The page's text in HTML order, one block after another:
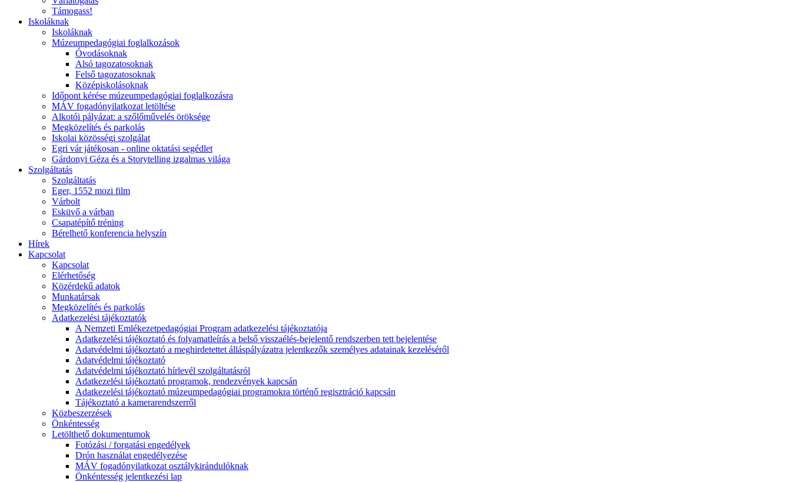
Támogass!
Iskoláknak
Iskoláknak
Múzeumpedagógiai foglalkozások
Óvodásoknak
Alsó tagozatosoknak
Felső tagozatosoknak
Középiskolásoknak
Időpont kérése múzeumpedagógiai foglalkozásra
MÁV fogadónyilatkozat letöltése
Alkotói pályázat: a szőlőművelés öröksége
Megközelítés és parkolás
Iskolai közösségi szolgálat
Egri vár játékosan - online oktatási segédlet
Gárdonyi Géza és a Storytelling izgalmas világa
Szolgáltatás
Szolgáltatás
Eger, 1552 mozi film
Várbolt
Esküvő a várban
Csapatépítő tréning
Bérelhető konferencia helyszín
Hírek
Kapcsolat
Kapcsolat
Elérhetőség
Közérdekű adatok
Munkatársak
Megközelítés és parkolás
Adatkezelési tájékoztatók
A Nemzeti Emlékezetpedagógiai Program adatkezelési tájékoztatója
Adatkezelési tájékoztató és folyamatleírás a belső visszaélés-bejelentő rendszerben tett bejelentése
Adatvédelmi tájékoztató a meghirdetettet álláspályázatra jelentkezők személyes adatainak kezeléséről
Adatvédelmi tájékoztató
Adatvédelmi tájékoztató hírlevél szolgáltatásról
Adatkezelési tájékoztató programok, rendezvények kapcsán
Adatkezelési tájékoztató múzeumpedagógiai programokra történő regisztráció kapcsán
Tájékoztató a kamerarendszerről
Közbeszerzések
Önkéntesség
Letölthető dokumentumok
Fotózási / forgatási engedélyek
Drón használat engedélyezése
MÁV fogadónyilatkozat osztálykirándulóknak
Önkéntesség jelentkezési lap